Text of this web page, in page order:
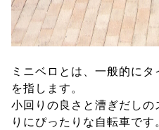
ミニベロとは、一般的に
を指します。
小回りの良さと漕ぎだし
りにぴったりな自転車です